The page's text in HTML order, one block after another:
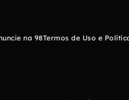
na 98Termos de Uso e